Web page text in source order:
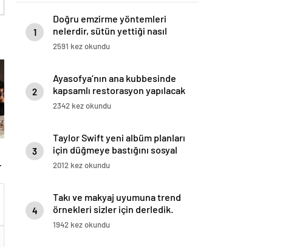
1
Doğru emzirme yöntemleri
nelerdir, sütün yettiği nasıl
anlaşılır?
2591 kez okundu
2
Ayasofya’nın ana kubbesinde
kapsamlı restorasyon yapılacak
2342 kez okundu
3
Taylor Swift yeni albüm planları
için düğmeye bastığını sosyal
medyadan duyurdu!
2012 kez okundu
4
Takı ve makyaj uyumuna trend
örnekleri sizler için derledik.
1942 kez okundu